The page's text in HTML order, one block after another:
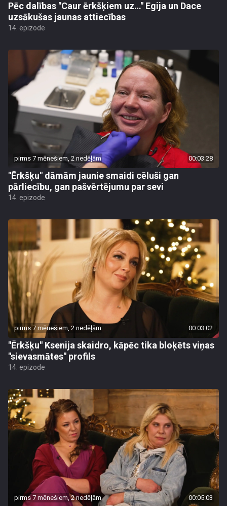
Pēc dalības "Caur ērkšķiem uz…" Egija un Dace
uzsākušas jaunas attiecības
14. epizode
pirms 7 mēnešiem, 2 nedēļām 00:03:28
"Ērkšķu" dāmām jaunie smaidi cēluši gan
pārliecību, gan pašvērtējumu par sevi
14. epizode
pirms 7 mēnešiem, 2 nedēļām 00:03:02
"Ērkšķu" Ksenija skaidro, kāpēc tika bloķēts viņas
"sievasmātes" profils
14. epizode
pirms 7 mēnešiem, 2 nedēļām 00:05:03